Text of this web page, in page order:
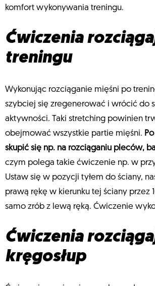
komfort wykonywania treningu.
Ćwiczenia
treningu
Wykonując rozciąganie mięśni po
szybciej się zregenerować i wrócić do
aktywności. Taki stretching powinien
obejmować wszystkie partie mięśni.
skupić się np. na rozciąganiu pleców,
czym polega takie ćwiczenie np. w
Ustaw się w pozycji tyłem do ściany,
prawą rękę w kierunku tej ściany przez
samo zrób z lewą ręką. Ćwiczenie
Ćwiczenia
kręgosłup